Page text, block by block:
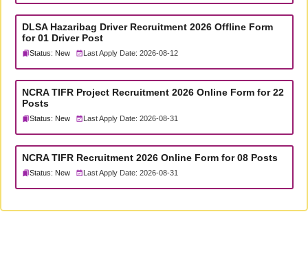
DLSA Hazaribag Driver Recruitment 2026 Offline Form
for 01 Driver Post
Status: New Last Apply Date: 2026-08-12
NCRA TIFR Project Recruitment 2026 Online Form for 22
Posts
Status: New Last Apply Date: 2026-08-31
NCRA TIFR Recruitment 2026 Online Form for 08 Posts
Status: New Last Apply Date: 2026-08-31